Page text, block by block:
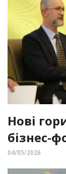
Нові
бізнес-
04/05/2026